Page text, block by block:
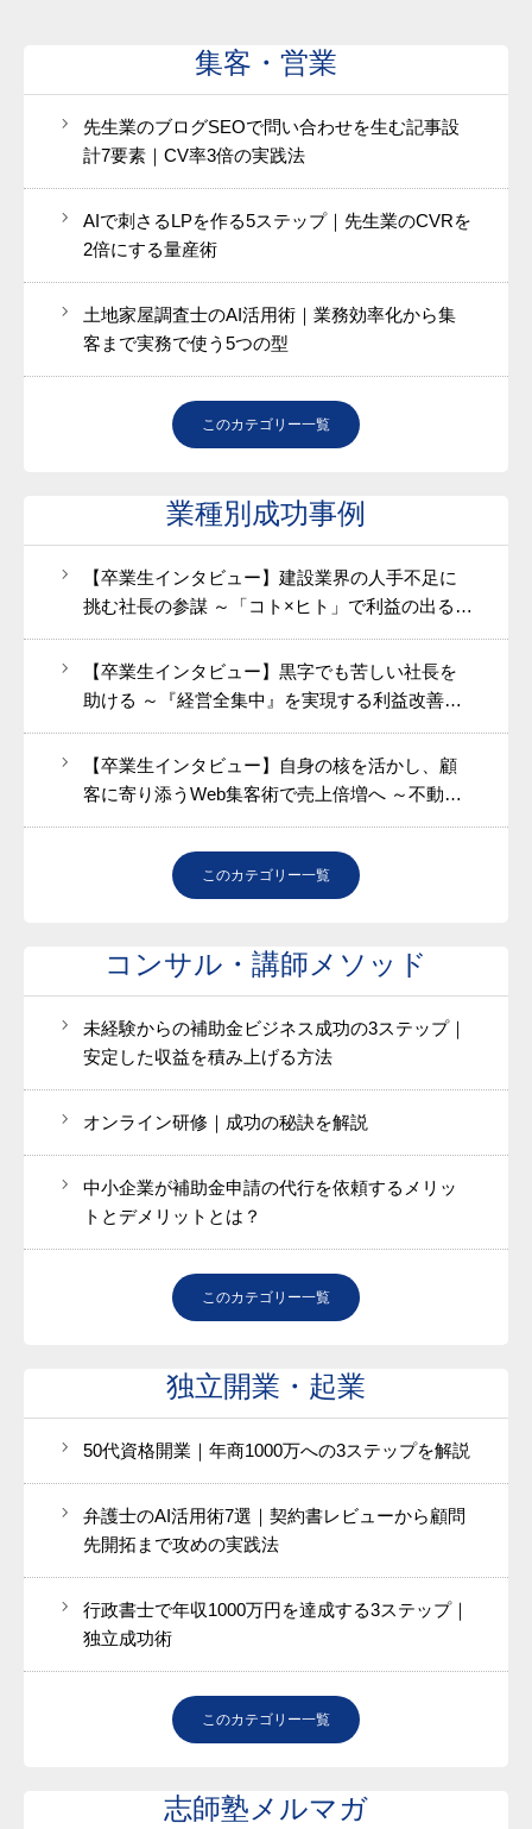
集客・営業
先生業のブログSEOで問い合わせを生む記事設
計7要素｜CV率3倍の実践法
AIで刺さるLPを作る5ステップ｜先生業のCVRを
2倍にする量産術
土地家屋調査士のAI活用術｜業務効率化から集
客まで実務で使う5つの型
このカテゴリー一覧
業種別成功事例
【卒業生インタビュー】建設業界の人手不足に
挑む社長の参謀 ～「コト×ヒト」で利益の出る組
織をつくる 桒原徹也（くわばら てつや）さん～
【卒業生インタビュー】黒字でも苦しい社長を
助ける ～『経営全集中』を実現する利益改善コ
ンサルタント～ 住川大介さん
【卒業生インタビュー】自身の核を活かし、顧
客に寄り添うWeb集客術で売上倍増へ ～不動産
鑑定士・坂田一郎さん～
このカテゴリー一覧
コンサル・講師メソッド
未経験からの補助金ビジネス成功の3ステップ｜
安定した収益を積み上げる方法
オンライン研修｜成功の秘訣を解説
中小企業が補助金申請の代行を依頼するメリッ
トとデメリットとは？
このカテゴリー一覧
独立開業・起業
50代資格開業｜年商1000万への3ステップを解説
弁護士のAI活用術7選｜契約書レビューから顧問
先開拓まで攻めの実践法
行政書士で年収1000万円を達成する3ステップ｜
独立成功術
このカテゴリー一覧
志師塾メルマガ